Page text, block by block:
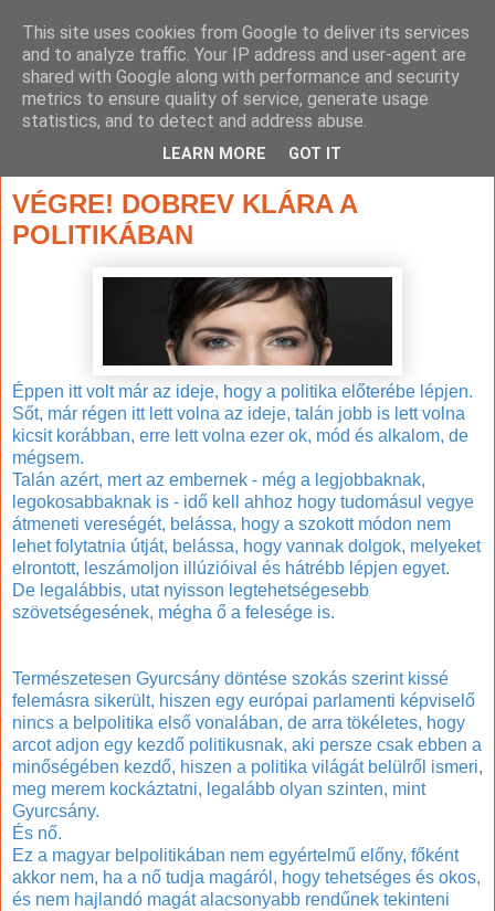
VÉGRE! DOBREV KLÁRA A
POLITIKÁBAN
Éppen itt volt már az ideje, hogy a politika előterébe lépjen.
Sőt, már régen itt lett volna az ideje, talán jobb is lett volna
kicsit korábban, erre lett volna ezer ok, mód és alkalom, de
mégsem.
Talán azért, mert az embernek - még a legjobbaknak,
legokosabbaknak is - idő kell ahhoz hogy tudomásul vegye
átmeneti vereségét, belássa, hogy a szokott módon nem
lehet folytatnia útját, belássa, hogy vannak dolgok, melyeket
elrontott, leszámoljon illúzióival és hátrébb lépjen egyet.
De legalábbis, utat nyisson legtehetségesebb
szövetségesének, mégha ő a felesége is.
Természetesen Gyurcsány döntése szokás szerint kissé
felemásra sikerült, hiszen egy európai parlamenti képviselő
nincs a belpolitika első vonalában, de arra tökéletes, hogy
arcot adjon egy kezdő politikusnak, aki persze csak ebben a
minőségében kezdő, hiszen a politika világát belülről ismeri,
meg merem kockáztatni, legalább olyan szinten, mint
Gyurcsány.
És nő.
Ez a magyar belpolitikában nem egyértelmű előny, főként
akkor nem, ha a nő tudja magáról, hogy tehetséges és okos,
és nem hajlandó magát alacsonyabb rendűnek tekinteni
This site uses cookies from Google to deliver its services
and to analyze traffic. Your IP address and user-agent are
shared with Google along with performance and security
metrics to ensure quality of service, generate usage
statistics, and to detect and address abuse.
LEARN MORE GOT IT